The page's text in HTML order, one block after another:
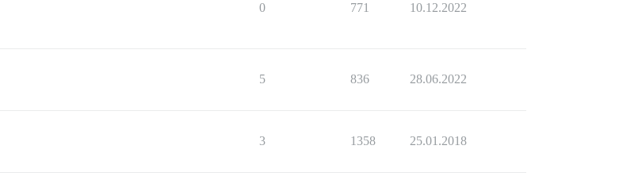
0 771 10.12.2022
5 836 28.06.2022
3 1358 25.01.2018